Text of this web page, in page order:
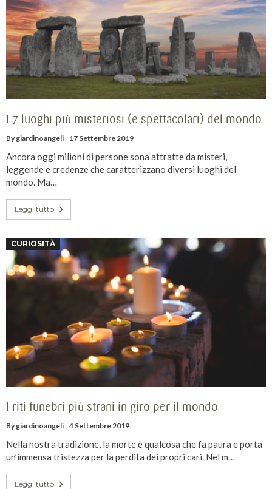
I 7 luoghi più misteriosi (e spettacolari) del mondo
Bygiardinoangeli 17 Settembre 2019
Ancora oggi milioni di persone sona attratte da misteri,
leggende e credenze che caratterizzano diversi luoghi del
mondo. Ma…
Leggi tutto
CURIOSITÀ
I riti funebri più strani in giro per il mondo
By giardinoangeli 4 Settembre 2019
Nella nostra tradizione, la morte è qualcosa che fa paura e porta
un’immensa tristezza per la perdita dei propri cari. Nel m…
Leggi tutto